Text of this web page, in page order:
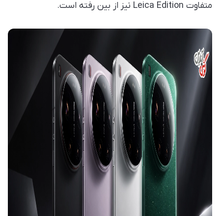
متفاوت Leica Edition نیز از بین رفته است.